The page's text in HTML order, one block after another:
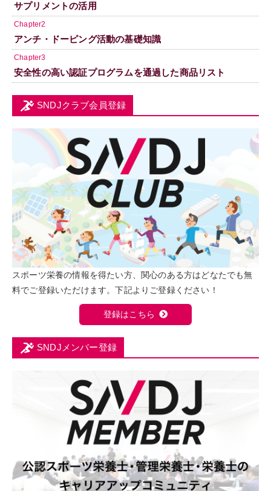
サプリメントの活用
Chapter2
アンチ・ドーピング活動の基礎知識
Chapter3
安全性の高い認証プログラムを通過した商品リスト
SNDJクラブ会員登録
スポーツ栄養の情報を得たい方、関心のある方はどなたでも無
料でご登録いただけます。下記よりご登録ください！
登録はこちら
SNDJメンバー登録